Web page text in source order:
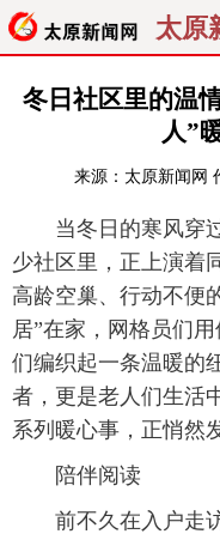
太原
首页 聚焦
关注
旅游 理财
看天下 晋月
太原日报 太原
冬日社区里的温
人”
来源： 太原新闻网
当冬日的寒风穿过
少社区里，正上演着
高龄空巢、行动不便
居”在家，网格员们
们编织起一条温暖的
者，更是老人们生活
系列暖心事，正悄然
陪伴阅读
前不久在入户走访